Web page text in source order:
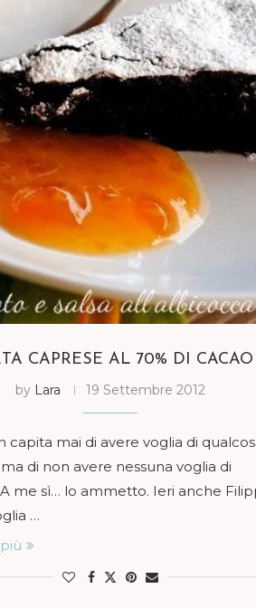
CAPRESE AL 70% DI CACAO
by Lara 19 Settembre 2012
capita mai di avere voglia di
di non avere nessuna voglia di
me sì… lo ammetto. Ieri anche
…